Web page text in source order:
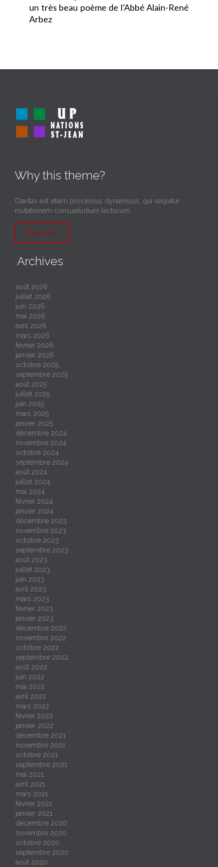
un très beau poème de l’Abbé Alain-René
Arbez
Why this theme?
Claritas est etiam processus dynamicus, qui sequitur
mutationem consuetudium lectorum.
Buy now
Archives
août 2026
juillet 2026
juin 2026
mai 2026
avril 2026
mars 2026
février 2026
janvier 2026
octobre 2025
septembre 2025
août 2025
juillet 2025
juin 2025
mars 2025
janvier 2025
décembre 2024
novembre 2024
octobre 2024
septembre 2024
août 2024
juillet 2024
mai 2024
février 2024
janvier 2024
décembre 2023
novembre 2023
octobre 2023
septembre 2023
août 2023
juillet 2023
juin 2023
avril 2023
mars 2023
février 2023
janvier 2023
décembre 2022
novembre 2022
octobre 2022
septembre 2022
août 2022
juin 2022
mai 2022
avril 2022
mars 2022
février 2022
janvier 2022
décembre 2021
novembre 2021
octobre 2021
septembre 2021
mai 2021
avril 2021
mars 2021
février 2021
janvier 2021
décembre 2020
novembre 2020
octobre 2020
septembre 2020
août 2020